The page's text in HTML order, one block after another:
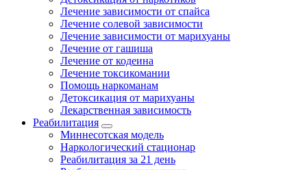
Лечение зависимости от спайса
Лечение солевой зависимости
Лечение зависимости от марихуаны
Лечение от гашиша
Лечение от кодеина
Лечение токсикомании
Помощь наркоманам
Детоксикация от марихуаны
Лекарственная зависимость
Реабилитация
Миннесотская модель
Наркологический стационар
Реабилитация за 21 день